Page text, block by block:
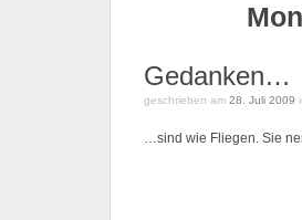
Gedanken…
geschrieben am 28. Juli 2009
…sind wie Fliegen. Sie